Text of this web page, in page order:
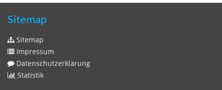
Sitemap
Sitemap
Impressum
Datenschutzerklärung
Statistik